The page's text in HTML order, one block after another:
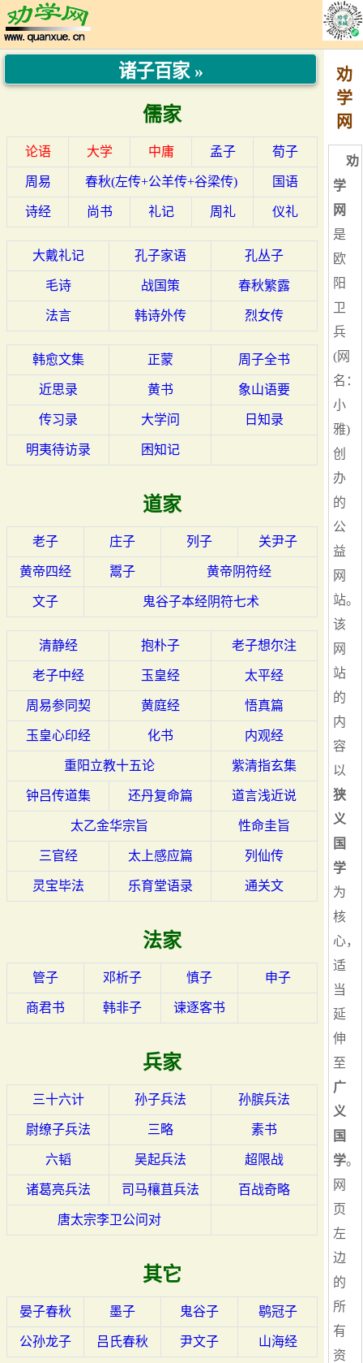
诸子百家 »
儒家
论语 大学 中庸 孟子 荀子
周易 春秋(左传+公羊传+谷梁传) 国语
诗经 尚书 礼记 周礼 仪礼
大戴礼记 孔子家语 孔丛子
毛诗 战国策 春秋繁露
法言 韩诗外传 烈女传
韩愈文集 正蒙 周子全书
近思录 黄书 象山语要
传习录 大学问 日知录
明夷待访录 困知记
道家
老子 庄子 列子 关尹子
黄帝四经 鬻子 黄帝阴符经
文子 鬼谷子本经阴符七术
清静经 抱朴子 老子想尔注
老子中经 玉皇经 太平经
周易参同契 黄庭经 悟真篇
玉皇心印经 化书 内观经
重阳立教十五论 紫清指玄集
钟吕传道集 还丹复命篇 道言浅近说
太乙金华宗旨 性命圭旨
三官经 太上感应篇 列仙传
灵宝毕法 乐育堂语录 通关文
法家
管子 邓析子 慎子 申子
商君书 韩非子 谏逐客书
兵家
三十六计 孙子兵法 孙膑兵法
尉缭子兵法 三略 素书
六韬 吴起兵法 超限战
诸葛亮兵法 司马穰苴兵法 百战奇略
唐太宗李卫公问对
其它
晏子春秋 墨子 鬼谷子 鹖冠子
公孙龙子 吕氏春秋 尹文子 山海经
劝
学
网
劝
学
网
是
欧
阳
卫
兵
(网
名：
小
雅)
创
办
的
公
益
网
站。
该
网
站
的
内
容
以
狭
义
国
学
为
核
心，
适
当
延
伸
至
广
义
国
学。
网
页
左
边
的
所
有
资